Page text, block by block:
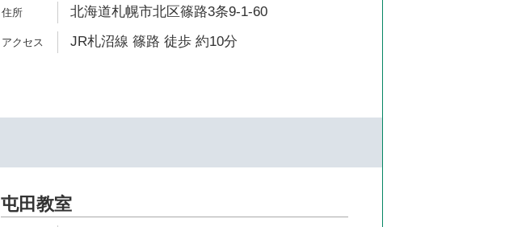
北海道札幌市北区篠路3条9-1-60
JR札沼線 篠路 徒歩 約10分
屯田教室